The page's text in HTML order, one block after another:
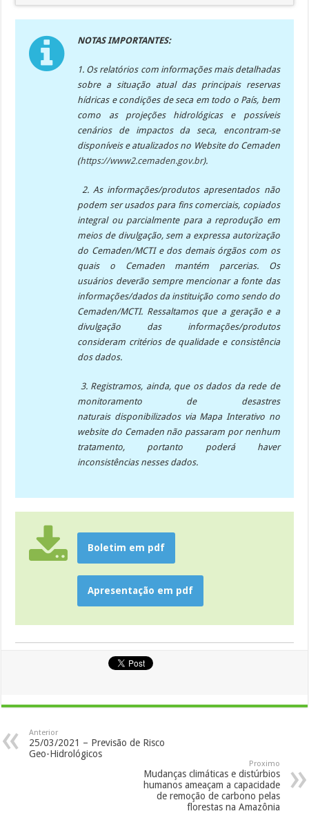
NOTASIMPORTANTES:
1. Os relatórios com informações mais detalhadas
sobre a situação atual das principais reservas
hídricas e condições de seca em todo o País, bem
como as projeções hidrológicas e possíveis
cenários de impactos da seca, encontram-se
disponíveis e atualizados no Website do Cemaden
(https://www2.cemaden.gov.br).
2. As informações/produtos apresentados não
podem ser usados para fins comerciais, copiados
integral ou parcialmente para a reprodução em
meios de divulgação, sem a expressa autorização
do Cemaden/MCTI e dos demais órgãos com os
quais o Cemaden mantém parcerias. Os
usuários deverão sempre mencionar a fonte das
informações/dados da instituição como sendo do
Cemaden/MCTI. Ressaltamos que a geração e a
divulgação das informações/produtos
consideram critérios de qualidade e consistência
dos dados.
3. Registramos, ainda, que os dados da rede de
monitoramento de desastres
naturais disponibilizados via Mapa Interativo no
website do Cemaden não passaram por nenhum
tratamento, portanto poderá haver
inconsistências nesses dados.
Boletim em pdf
Apresentação em pdf
Anterior
25/03/2021 – Previsão de Risco
Geo-Hidrológicos
Proximo
Mudanças climáticas e distúrbios
humanos ameaçam a capacidade
de remoção de carbono pelas
florestas na Amazônia